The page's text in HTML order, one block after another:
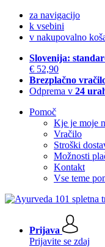
za navigacijo
k vsebini
v nakupovalno
Slovenija:
€ 52,90
Brezplačno
Odprema v 24
Pomoč
Kje je moje
Vračilo
Stroški
Možnosti
Kontakt
Vse teme
Prijava
Prijavite se zdaj